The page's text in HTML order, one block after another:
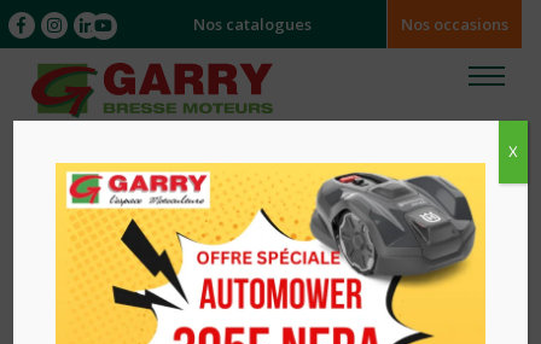
Nos catalogues Nos occasions
X